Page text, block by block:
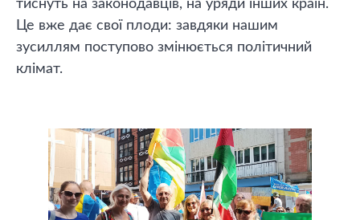
тиснуть на законодавців, на уряди інших країн.
Це вже дає свої плоди: завдяки нашим
зусиллям поступово змінюється політичний
клімат.